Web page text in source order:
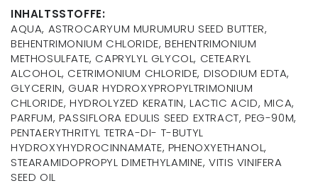
INHALTSSTOFFE:
AQUA, ASTROCARYUM MURUMURU SEED BUTTER,
BEHENTRIMONIUM CHLORIDE, BEHENTRIMONIUM
METHOSULFATE, CAPRYLYL GLYCOL, CETEARYL
ALCOHOL, CETRIMONIUM CHLORIDE, DISODIUM EDTA,
GLYCERIN, GUAR HYDROXYPROPYLTRIMONIUM
CHLORIDE, HYDROLYZED KERATIN, LACTIC ACID, MICA,
PARFUM, PASSIFLORA EDULIS SEED EXTRACT, PEG-90M,
PENTAERYTHRITYL TETRA-DI- T-BUTYL
HYDROXYHYDROCINNAMATE, PHENOXYETHANOL,
STEARAMIDOPROPYL DIMETHYLAMINE, VITIS VINIFERA
SEED OIL